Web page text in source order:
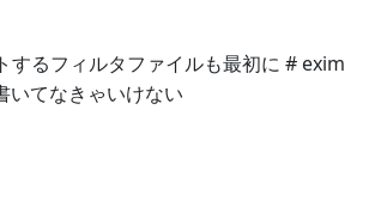
するフィルタファイルも最初に # exim
てなきゃいけない